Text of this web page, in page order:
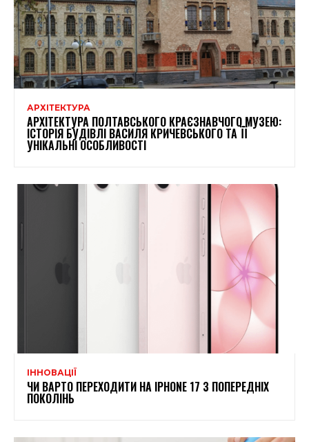
АРХІТЕКТУРА
АРХІТЕКТУРА ПОЛТАВСЬКОГО КРАЄЗНАВЧОГО МУЗЕЮ:
ІСТОРІЯ БУДІВЛІ ВАСИЛЯ КРИЧЕВСЬКОГО ТА ЇЇ
УНІКАЛЬНІ ОСОБЛИВОСТІ
ІННОВАЦІЇ
ЧИ ВАРТО ПЕРЕХОДИТИ НА IPHONE 17 З ПОПЕРЕДНІХ
ПОКОЛІНЬ